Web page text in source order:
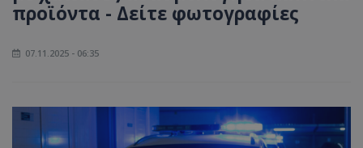
προϊόντα - Δείτε φωτογραφίες
07.11.2025 - 06:35